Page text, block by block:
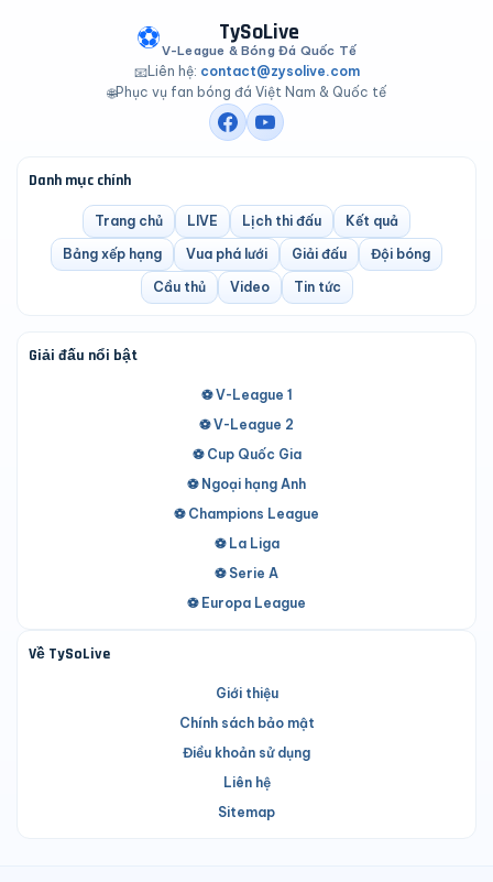
⚽ TySoLive
V-League & Bóng Đá Quốc Tế
📧Liên hệ: contact@zysolive.com
🌐Phục vụ fan bóng đá Việt Nam & Quốc tế
Danh mục chính
Trang chủ LIVE Lịch thi đấu
Kết quả
Bảng xếp hạng
Vua phá lưới Giải đấu
Đội bóng
Cầu thủ
Video Tin tức
Giải đấu nổi bật
⚽ V-League 1
⚽ V-League 2
⚽ Cup Quốc Gia
⚽ Ngoại hạng Anh
⚽ Champions League
⚽ La Liga
⚽ Serie A
⚽ Europa League
Về TySoLive
Giới thiệu
Chính sách bảo mật
Điều khoản sử dụng
Liên hệ
Sitemap